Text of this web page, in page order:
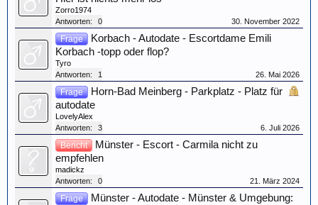
Zorro1974
Antworten:
0 30. November 2022
Frage
Korbach - Autodate - Escortdame Emili
Korbach -topp oder flop?
Tyro
Antworten:
1 26. Mai 2026
Frage
Horn-Bad Meinberg - Parkplatz - Platz für
autodate
LovelyAlex
Antworten:
3 6. Juli 2026
Bericht
Münster - Escort - Carmila nicht zu
empfehlen
madickz
Antworten:
0 21. März 2024
Frage
Münster - Autodate - Münster & Umgebung: